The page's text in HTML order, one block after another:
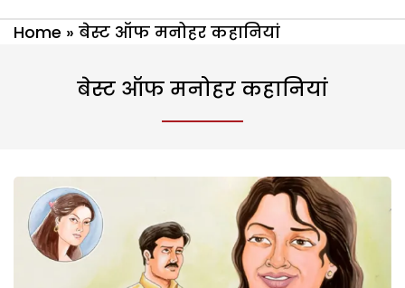
Home » बेस्ट ऑफ मनोहर कहानियां
बेस्ट ऑफ मनोहर कहानियां